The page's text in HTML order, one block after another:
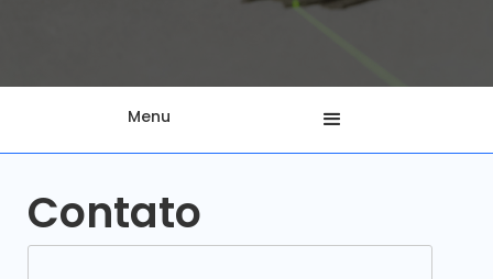
Menu
Contato